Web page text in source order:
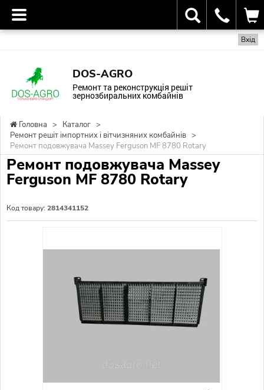
Вхід
DOS-AGRO
Ремонт та реконструкція решіт
зернозбиральних комбайнів
Головна > Каталог >
Ремонт решіт імпортних і вітчизняних комбайнів >
Ремонт подовжувача Massey Ferguson MF 8780 Rotary
Ремонт подовжувача Massey
Ferguson MF 8780 Rotary
Код товару: 2814341152